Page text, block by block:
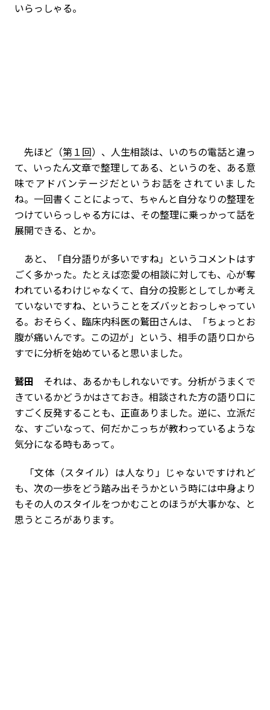
いらっしゃる。
先ほど（第１回）、人生相談は、いのちの電話と違っ
て、いったん文章で整理してある、というのを、ある意
味でアドバンテージだというお話をされていました
ね。一回書くことによって、ちゃんと自分なりの整理を
つけていらっしゃる方には、その整理に乗っかって話を
展開できる、とか。
あと、「自分語りが多いですね」というコメントはす
ごく多かった。たとえば恋愛の相談に対しても、心が奪
われているわけじゃなくて、自分の投影としてしか考え
ていないですね、ということをズバッとおっしゃってい
る。おそらく、臨床内科医の鷲田さんは、「ちょっとお
腹が痛いんです。この辺が」という、相手の語り口から
すでに分析を始めていると思いました。
鷲田 それは、あるかもしれないです。分析がうまくで
きているかどうかはさておき。相談された方の語り口に
すごく反発することも、正直ありました。逆に、立派だ
な、すごいなって、何だかこっちが教わっているような
気分になる時もあって。
「文体（スタイル）は人なり」じゃないですけれど
も、次の一歩をどう踏み出そうかという時には中身より
もその人のスタイルをつかむことのほうが大事かな、と
思うところがあります。